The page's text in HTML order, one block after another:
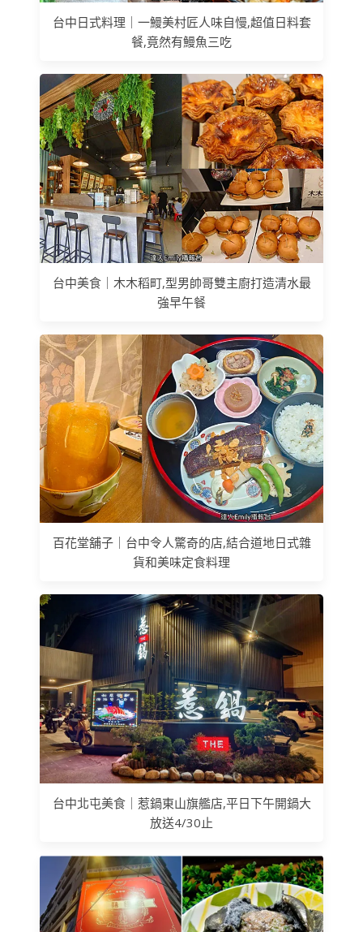
台中日式料理｜一鰻美村匠人味自慢,超值日料套
餐,竟然有鰻魚三吃
台中美食｜木木稻町,型男帥哥雙主廚打造清水最
強早午餐
百花堂舖子｜台中令人驚奇的店,結合道地日式雜
貨和美味定食料理
台中北屯美食｜惹鍋東山旗艦店,平日下午開鍋大
放送4/30止